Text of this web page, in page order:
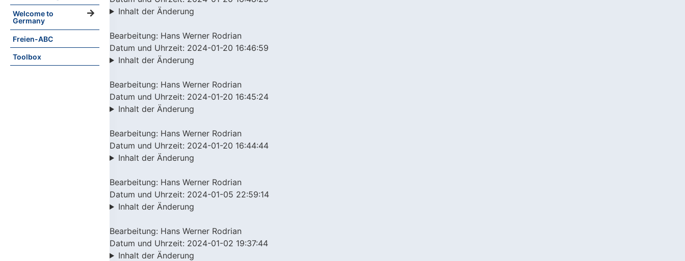
Welcome to
Germany
Freien-ABC
Toolbox
Inhalt der Änderung
Bearbeitung: Hans Werner Rodrian
Datum und Uhrzeit: 2024-01-20 16:46:59
Inhalt der Änderung
Bearbeitung: Hans Werner Rodrian
Datum und Uhrzeit: 2024-01-20 16:45:24
Inhalt der Änderung
Bearbeitung: Hans Werner Rodrian
Datum und Uhrzeit: 2024-01-20 16:44:44
Inhalt der Änderung
Bearbeitung: Hans Werner Rodrian
Datum und Uhrzeit: 2024-01-05 22:59:14
Inhalt der Änderung
Bearbeitung: Hans Werner Rodrian
Datum und Uhrzeit: 2024-01-02 19:37:44
Inhalt der Änderung